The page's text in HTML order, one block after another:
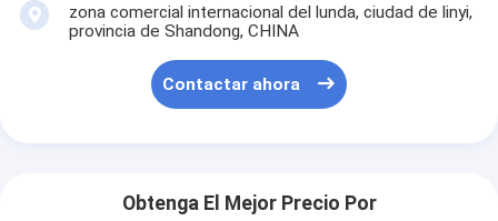
zona comercial internacional del lunda, ciudad de linyi,
provincia de Shandong, CHINA
Contactar ahora
Obtenga El Mejor Precio Por